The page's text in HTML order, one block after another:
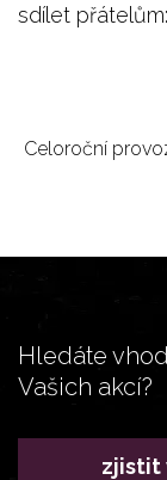
sdílet přátelům:
Celoroční
Hledáte
Vašich akcí?
zjistit